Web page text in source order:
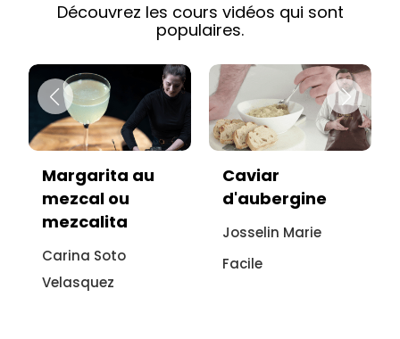
Découvrez les cours vidéos qui sont
populaires.
Caviar
d'aubergine
Josselin Marie
Facile
Vitello tonnato
sans viande :
recette
italienne à
l'aubergine